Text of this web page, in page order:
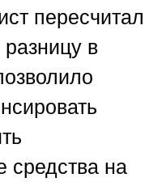
пересчитал
в
средства на